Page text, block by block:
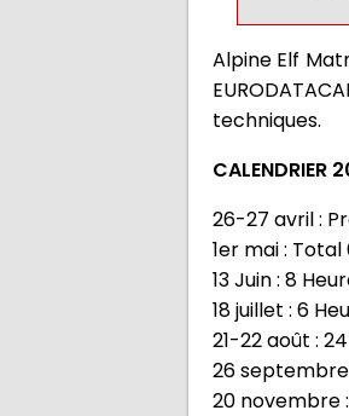
Alpine Elf
techniques.
CALENDRIER
26-27 avril :
1er mai :
13 Juin : 8
18 juillet : 6
21-22 août :
26 septembre
20 novembre